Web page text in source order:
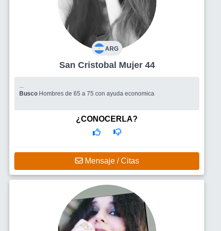
ARG
San Cristobal Mujer 44
...
Busco Hombres de 65 a 75 con ayuda economica
¿CONOCERLA?
Mensaje / Citas